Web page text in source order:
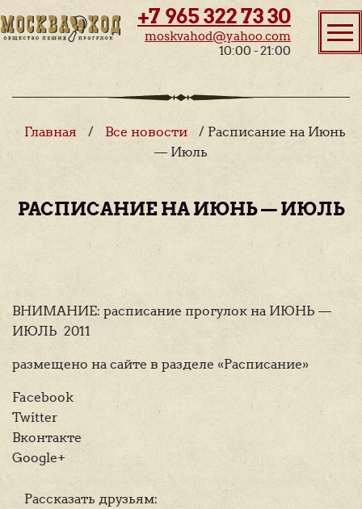
+7 965 322 73 30
moskvahod@yahoo.com
10:00 - 21:00
Главная / Все новости
/ Расписание на Июнь
— Июль
РАСПИСАНИЕ НА ИЮНЬ — ИЮЛЬ
ВНИМАНИЕ: расписание прогулок на ИЮНЬ —
ИЮЛЬ 2011
размещено на сайте в разделе «Расписание»
Facebook
Twitter
Вконтакте
Google+
Рассказать друзьям: